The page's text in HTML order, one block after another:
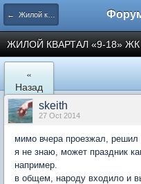
← Жилой квартал "9-18" в Мытищах
ЖИЛОЙ КВАРТАЛ «9-18» ЖК
«
Назад
skeith
27 Oct 2014
мимо вчера проезжал, решил
я не знаю, может праздник
например.
в общем, народу входило и